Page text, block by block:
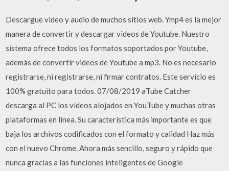
Descargue video y audio de muchos sitios web. Ymp4 es la mejor
manera de convertir y descargar videos de Youtube. Nuestro
sistema ofrece todos los formatos soportados por Youtube,
además de convertir videos de Youtube a mp3. No es necesario
registrarse, ni registrarse, ni firmar contratos. Este servicio es
100% gratuito para todos. 07/08/2019 aTube Catcher
descarga al PC los vídeos alojados en YouTube y muchas otras
plataformas en línea. Su característica más importante es que
baja los archivos codificados con el formato y calidad Haz más
con el nuevo Chrome. Ahora más sencillo, seguro y rápido que
nunca gracias a las funciones inteligentes de Google